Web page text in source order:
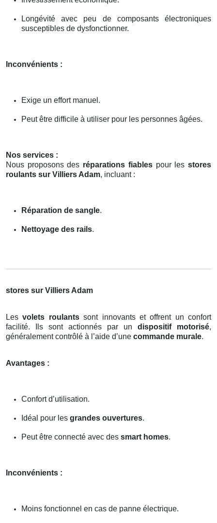
Longévité avec peu de composants électroniques
susceptibles de dysfonctionner.
Inconvénients :
Exige un effort manuel.
Peut être difficile à utiliser pour les personnes âgées.
Nos services :
Nous proposons des réparations fiablespour lesstores
roulants sur Villiers Adam, incluant :
Réparation de sangle.
Nettoyage des rails.
stores sur Villiers Adam
Lesvolets roulantssont innovants et offrent un confort
facilité. Ils sont actionnés par un dispositif motorisé,
généralement contrôlé à l’aide d’une commande murale.
Avantages :
Confort d’utilisation.
Idéal pour les grandes ouvertures.
Peut être connecté avec des smart homes.
Inconvénients :
Moins fonctionnel en cas de panne électrique.